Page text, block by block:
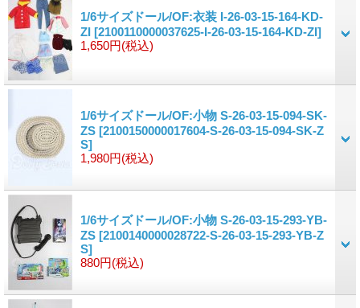
1/6サイズドール/OF:衣装 I-26-03-15-164-KD-
ZI [2100110000037625-I-26-03-15-164-KD-ZI]
1,650円(税込)
1/6サイズドール/OF:小物 S-26-03-15-094-SK-
ZS [2100150000017604-S-26-03-15-094-SK-Z
S]
1,980円(税込)
1/6サイズドール/OF:小物 S-26-03-15-293-YB-
ZS [2100140000028722-S-26-03-15-293-YB-Z
S]
880円(税込)